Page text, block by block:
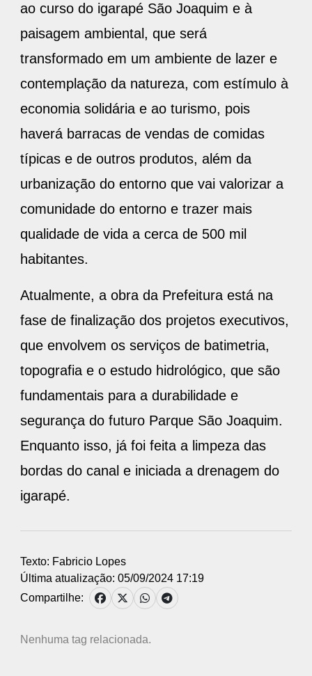
ao curso do igarapé São Joaquim e à
paisagem ambiental, que será
transformado em um ambiente de lazer e
contemplação da natureza, com estímulo à
economia solidária e ao turismo, pois
haverá barracas de vendas de comidas
típicas e de outros produtos, além da
urbanização do entorno que vai valorizar a
comunidade do entorno e trazer mais
qualidade de vida a cerca de 500 mil
habitantes.
Atualmente, a obra da Prefeitura está na
fase de finalização dos projetos executivos,
que envolvem os serviços de batimetria,
topografia e o estudo hidrológico, que são
fundamentais para a durabilidade e
segurança do futuro Parque São Joaquim.
Enquanto isso, já foi feita a limpeza das
bordas do canal e iniciada a drenagem do
igarapé.
Texto: Fabricio Lopes
Última atualização: 05/09/2024 17:19
Compartilhe:
Nenhuma tag relacionada.